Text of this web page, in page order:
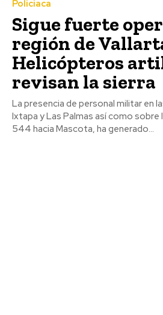
Policiaca
Sigue fuerte
región de
Helicópteros
revisan la sierra
La presencia de personal militar en
Ixtapa y Las Palmas así como
544 hacia Mascota, ha generado...